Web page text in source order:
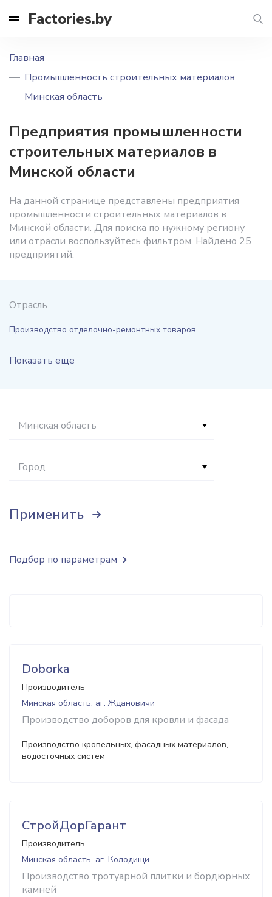
Factories.by
Главная
Промышленность строительных материалов
Минская область
Предприятия промышленности
строительных материалов в
Минской области
На данной странице представлены предприятия
промышленности строительных материалов в
Минской области. Для поиска по нужному региону
или отрасли воспользуйтесь фильтром. Найдено 25
предприятий.
Отрасль
Производство отделочно-ремонтных товаров
Показать еще
Минская область
Город
Применить
Doborka
Производитель
Минская область, аг. Ждановичи
Производство доборов для кровли и фасада
Производство кровельных, фасадных материалов,
водосточных систем
СтройДорГарант
Производитель
Минская область, аг. Колодищи
Производство тротуарной плитки и бордюрных
камней
Подбор по параметрам